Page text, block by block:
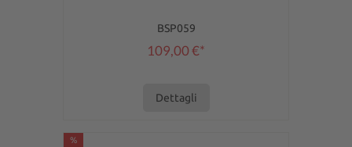
BSP059
109,00 €*
Dettagli
%